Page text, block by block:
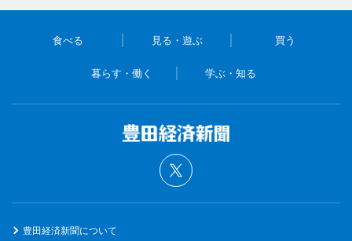
食べる 見る・遊ぶ 買う
暮らす・働く 学ぶ・知る
豊田経済新聞について